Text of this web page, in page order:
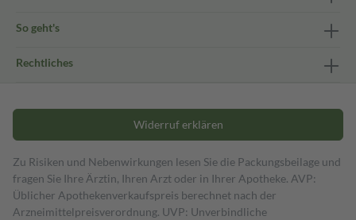
So geht's
Rechtliches
Widerruf erklären
Zu Risiken und Nebenwirkungen lesen Sie die Packungsbeilage und
fragen Sie Ihre Ärztin, Ihren Arzt oder in Ihrer Apotheke. AVP:
Üblicher Apothekenverkaufspreis berechnet nach der
Arzneimittelpreisverordnung. UVP: Unverbindliche